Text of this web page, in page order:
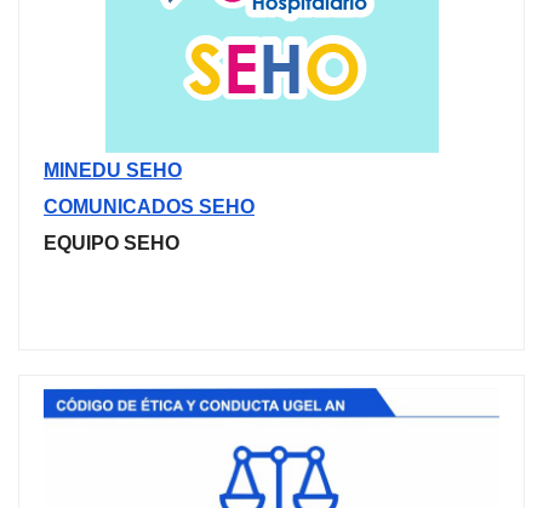
MINEDU SEHO
COMUNICADOS SEHO
EQUIPO SEHO